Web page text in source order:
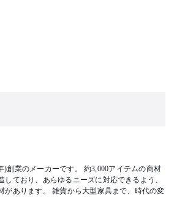
カーです。 約3,000アイテムの商材
しており、あらゆるニーズに対応できるよう、
ら大型家具まで、時代の変